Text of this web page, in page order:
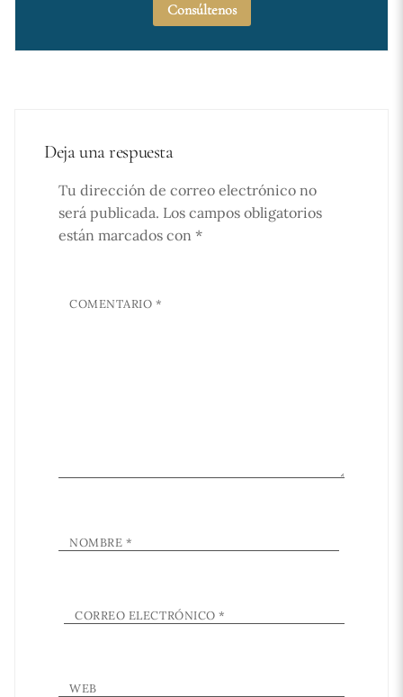
Consúltenos
Deja una respuesta
Tu dirección de correo electrónico no
será publicada. Los campos obligatorios
están marcados con *
COMENTARIO *
NOMBRE *
CORREO ELECTRÓNICO*
WEB